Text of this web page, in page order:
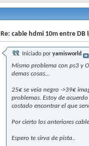
Re: cable hdmi 10m entre
Iniciado por yamisworld
Mismo problema con ps3 y
demas cosas...
25€ se veia negro ->39€
problemas. Estoy de
costado encontrar el que
Por cierto los anteriores
Espero te sirva de pista..